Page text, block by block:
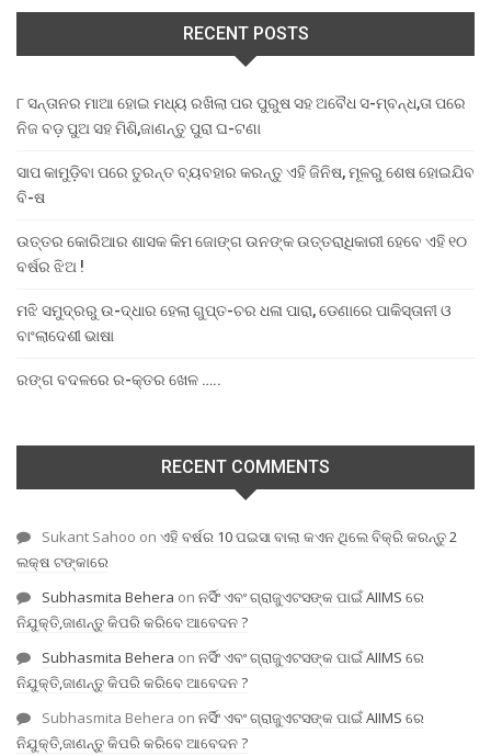
RECENT POSTS
୮ ସନ୍ତାନର ମାଆ ହୋଇ ମଧ୍ୟ ରଖିଲା ପର ପୁରୁଷ ସହ ଅବୈଧ ସ-ମ୍ବନ୍ଧ,ତା ପରେ
ନିଜ ବଡ଼ ପୁଅ ସହ ମିଶି,ଜାଣନ୍ତୁ ପୁରା ଘ-ଟଣା
ସାପ କାମୁଡ଼ିବା ପରେ ତୁରନ୍ତ ବ୍ୟବହାର କରନ୍ତୁ ଏହି ଜିନିଷ, ମୂଳରୁ ଶେଷ ହୋଇଯିବ
ବି-ଷ
ଉତ୍ତର କୋରିଆର ଶାସକ କିମ ଜୋଙ୍ଗ ଉନଙ୍କ ଉତ୍ତରାଧିକାରୀ ହେବେ ଏହି ୧୦
ବର୍ଷର ଝିଅ !
ମଝି ସମୁଦ୍ରରୁ ଉ-ଦ୍ଧାର ହେଲା ଗୁପ୍ତ-ଚର ଧଳା ପାରା, ଡେଣାରେ ପାକିସ୍ତାନୀ ଓ
ବାଂଲାଦେଶୀ ଭାଷା
ରଙ୍ଗ ବଦଳରେ ର-କ୍ତର ଖେଳ …..
RECENT COMMENTS
Sukant Sahoo on ଏହି ବର୍ଷର 10 ପଇସା ବାଲା କଏନ ଥିଲେ ବିକ୍ରି କରନ୍ତୁ 2
ଲକ୍ଷ ଟଙ୍କାରେ
Subhasmita Behera on ନର୍ସିଂ ଏବଂ ଗ୍ରାଜୁଏଟସଙ୍କ ପାଇଁ AIIMS ରେ
ନିଯୁକ୍ତି,ଜାଣନ୍ତୁ କିପରି କରିବେ ଆବେଦନ ?
Subhasmita Behera on ନର୍ସିଂ ଏବଂ ଗ୍ରାଜୁଏଟସଙ୍କ ପାଇଁ AIIMS ରେ
ନିଯୁକ୍ତି,ଜାଣନ୍ତୁ କିପରି କରିବେ ଆବେଦନ ?
Subhasmita Behera on ନର୍ସିଂ ଏବଂ ଗ୍ରାଜୁଏଟସଙ୍କ ପାଇଁ AIIMS ରେ
ନିଯୁକ୍ତି,ଜାଣନ୍ତୁ କିପରି କରିବେ ଆବେଦନ ?